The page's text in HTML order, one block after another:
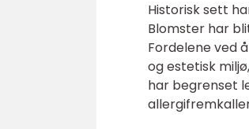
Historisk sett
Blomster har
Fordelene ved
og estetisk
har begrenset